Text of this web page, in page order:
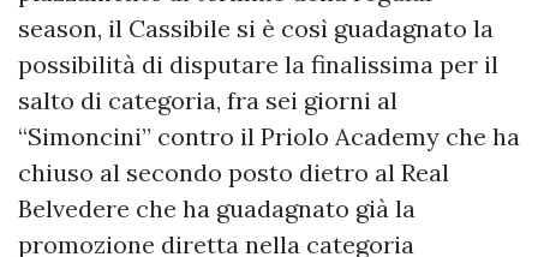
season, il Cassibile si è così guadagnato la
possibilità di disputare la finalissima per il
salto di categoria, fra sei giorni al
“Simoncini” contro il Priolo Academy che ha
chiuso al secondo posto dietro al Real
Belvedere che ha guadagnato già la
promozione diretta nella categoria